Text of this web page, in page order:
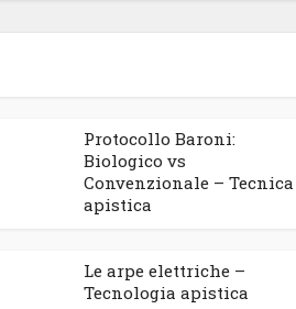
Protocollo Baroni:
Biologico vs
Convenzionale – Tecnica
apistica
Le arpe elettriche –
Tecnologia apistica